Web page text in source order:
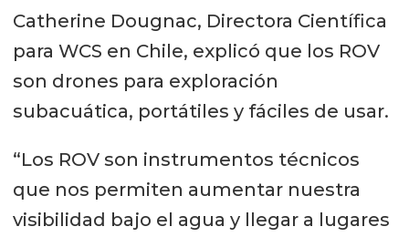
Catherine Dougnac, Directora Científica
para WCS en Chile, explicó que los ROV
son drones para exploración
subacuática, portátiles y fáciles de usar.
“Los ROV son instrumentos técnicos
que nos permiten aumentar nuestra
visibilidad bajo el agua y llegar a lugares